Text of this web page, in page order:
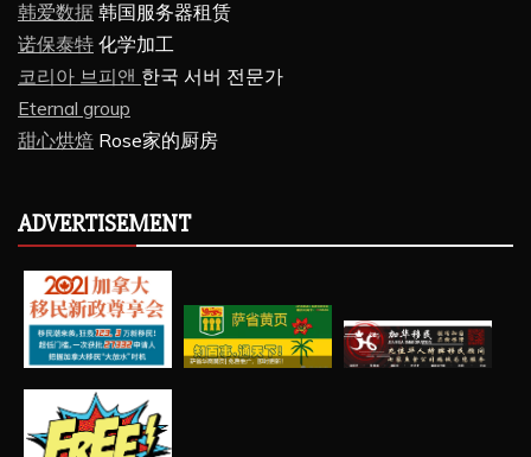
韩爱数据 韩国服务器租赁
诺保泰特 化学加工
코리아 브피앤 한국 서버 전문가
Eternal group
甜心烘焙 Rose家的厨房
ADVERTISEMENT